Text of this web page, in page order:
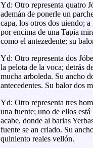
Yd: Otro representa quatro
ademán de ponerle un
capa, los otros dos uiendo; a
por encima de una Tapia
como el antezedente; su
Yd: Otro representa dos
la pelota de la voca; detrás
mucha arboleda. Su ancho
antecedentes. Su balor dos
Yd: Otro representa tres
una fuente; uno de ellos
acabe, donde ai barias
fuente se an criado. Su
quiniento reales vellón.